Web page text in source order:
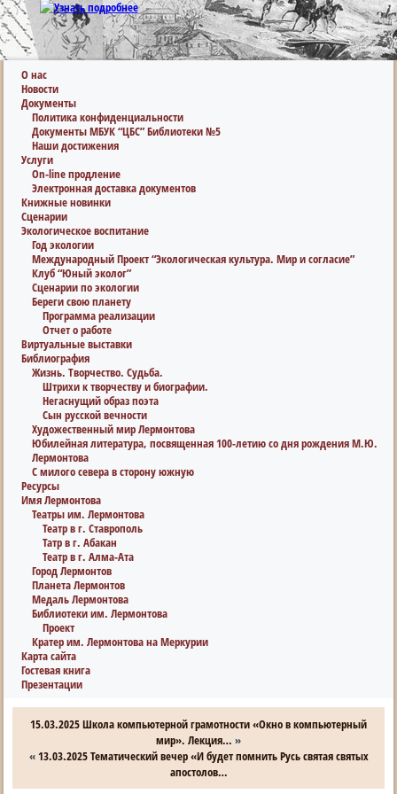
О нас
Новости
Документы
Политика конфиденциальности
Документы МБУК “ЦБС” Библиотеки №5
Наши достижения
Услуги
On-line продление
Электронная доставка документов
Книжные новинки
Сценарии
Экологическое воспитание
Год экологии
Международный Проект “Экологическая культура. Мир и согласие”
Клуб “Юный эколог”
Сценарии по экологии
Береги свою планету
Программа реализации
Отчет о работе
Виртуальные выставки
Библиография
Жизнь. Творчество. Судьба.
Штрихи к творчеству и биографии.
Негаснущий образ поэта
Сын русской вечности
Художественный мир Лермонтова
Юбилейная литература, посвященная 100-летию со дня рождения М.Ю.
Лермонтова
С милого севера в сторону южную
Ресурсы
Имя Лермонтова
Театры им. Лермонтова
Театр в г. Ставрополь
Татр в г. Абакан
Театр в г. Алма-Ата
Город Лермонтов
Планета Лермонтов
Медаль Лермонтова
Библиотеки им. Лермонтова
Проект
Кратер им. Лермонтова на Меркурии
Карта сайта
Гостевая книга
Презентации
15.03.2025 Школа компьютерной грамотности «Окно в компьютерный
мир». Лекция… »
«13.03.2025 Тематический вечер «И будет помнить Русь святая святых
апостолов…